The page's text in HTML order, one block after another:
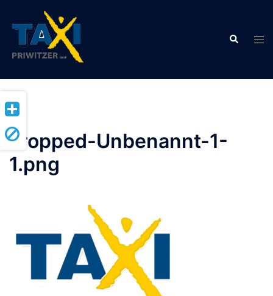
Inhalt
springen
Suche
cropped-Unbenannt-1-
1.png